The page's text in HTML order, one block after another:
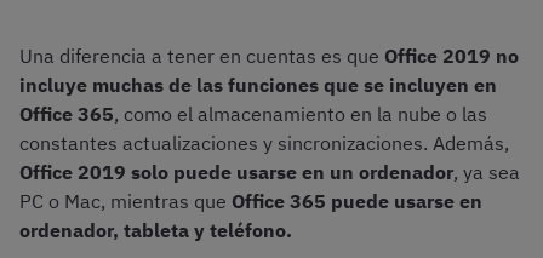
Una diferencia a tener en cuentas es que Office 2019 no
incluye muchas de las funciones que se incluyen en
Office 365, como el almacenamiento en la nube o las
constantes actualizaciones y sincronizaciones. Además,
Office 2019 solo puede usarse en un ordenador, ya sea
PC o Mac, mientras que Office 365 puede usarse en
ordenador, tableta y teléfono.